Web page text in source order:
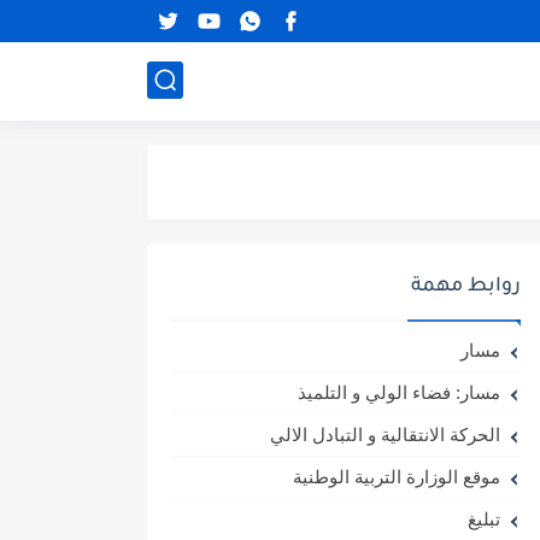
روابط مهمة
مسار
مسار: فضاء الولي و التلميذ
الحركة الانتقالية و التبادل الالي
موقع الوزارة التربية الوطنية
تبليغ